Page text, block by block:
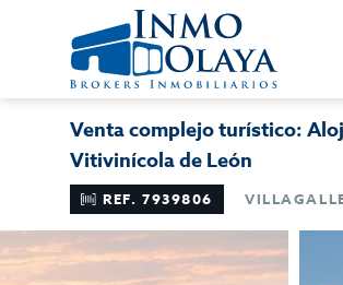
Venta complejo turístico:
Vitivinícola de León
REF. 7939806